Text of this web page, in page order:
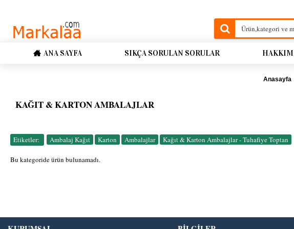
ANA SAYFA SIKÇA SORULAN SORULAR
Anasayfa
KAĞIT & KARTON AMBALAJLAR
Etiketler: Ambalaj Kağıt Karton Ambalajlar Kağıt & Karton Ambalajlar - Tuhafiye Toptan
Bu kategoride ürün bulunamadı.